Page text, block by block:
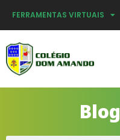
FERRAMENTAS VIRTUAIS